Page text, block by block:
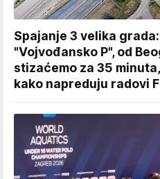
Spajanje 3 velika
"Vojvođansko P", od
stizaćemo za 35
kako napreduju radovi